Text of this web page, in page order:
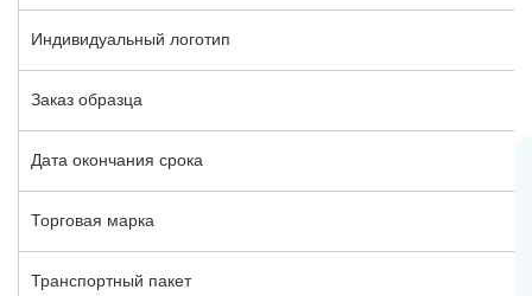
Индивидуальный логотип
Заказ образца
Дата окончания срока
Торговая марка
Транспортный пакет